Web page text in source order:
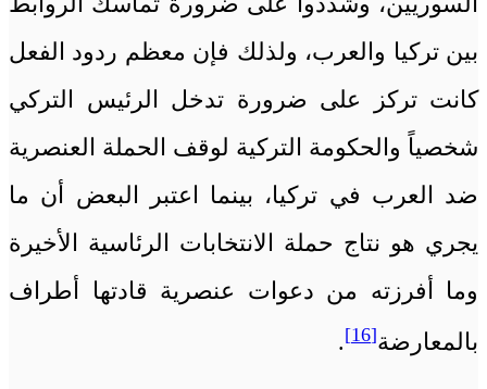
بين تركيا والعرب، ولذلك فإن معظم ردود الفعل
كانت تركز على ضرورة تدخل الرئيس التركي
شخصياً والحكومة التركية لوقف الحملة العنصرية
ضد العرب في تركيا، بينما اعتبر البعض أن ما
يجري هو نتاج حملة الانتخابات الرئاسية الأخيرة
وما أفرزته من دعوات عنصرية قادتها أطراف
بالمعارضة[16]
.